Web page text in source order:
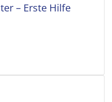
– Erste Hilfe